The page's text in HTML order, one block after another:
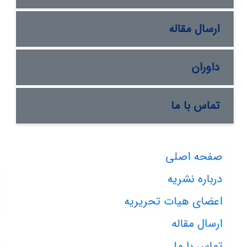
ارسال مقاله
داوران
تماس با ما
صفحه اصلی
درباره نشریه
اعضای هیات تحریریه
ارسال مقاله